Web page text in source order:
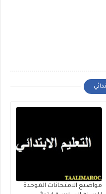
مواضيع الامتحانات الموحدة